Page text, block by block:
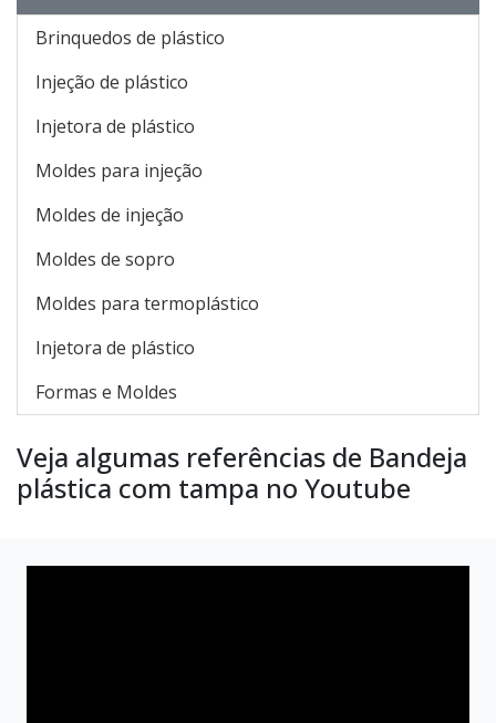
Brinquedos de plástico
Injeção de plástico
Injetora de plástico
Moldes para injeção
Moldes de injeção
Moldes de sopro
Moldes para termoplástico
Injetora de plástico
Formas e Moldes
Veja algumas referências de Bandeja
plástica com tampa no Youtube